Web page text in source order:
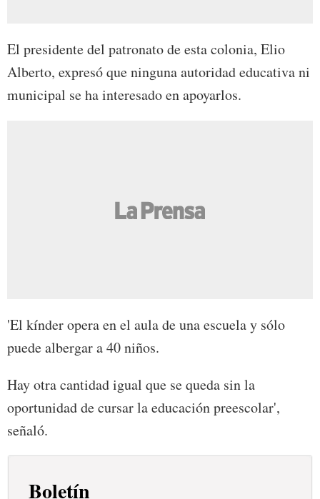
El presidente del patronato de esta colonia, Elio
Alberto, expresó que ninguna autoridad educativa ni
municipal se ha interesado en apoyarlos.
'El kínder opera en el aula de una escuela y sólo
puede albergar a 40 niños.
Hay otra cantidad igual que se queda sin la
oportunidad de cursar la educación preescolar',
señaló.
Boletín